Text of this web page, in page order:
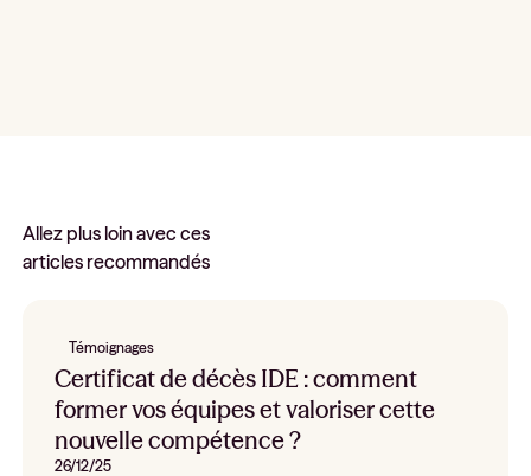
Allez plus loin avec ces
articles recommandés
Témoignages
Certificat de décès IDE : comment
former vos équipes et valoriser cette
nouvelle compétence ?
26/12/25